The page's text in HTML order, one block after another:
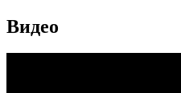
Видео